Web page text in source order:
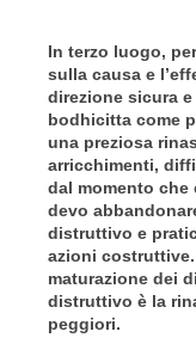
In terzo luogo,
sulla causa e
direzione sicura
bodhicitta come
una preziosa
arricchimenti,
dal momento che
devo
distruttivo e
azioni
maturazione dei
distruttivo è la
peggiori.